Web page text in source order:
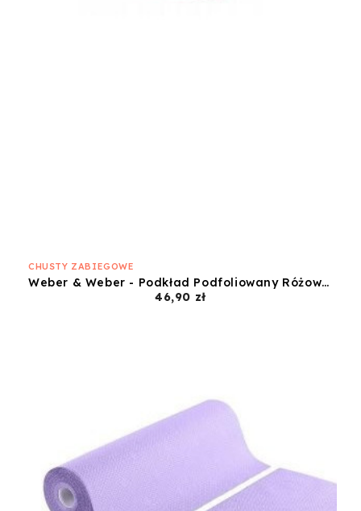
CHUSTY ZABIEGOWE
Weber & Weber - Podkład Podfoliowany Różowy - 50x50
46,90 złCena